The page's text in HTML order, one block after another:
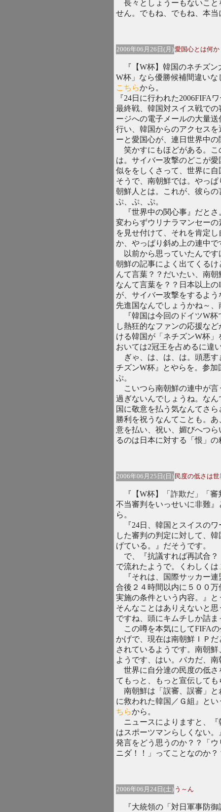
長々としょうーもないこと
せん。でもね、でもね、本
2006年06月26日(月)愛国心とは何か
『【W杯】韓国のネチズン
W杯」なら優勝候補間違い
こちらから。
『24日に行われた2006FIFA
最終戦、韓国対スイス戦で
ージへの電子メールの大量
行い、韓国からのアクセス
ーと愛国心が、連日世界中
笑かすにもほどがある。こ
は。サイバー攻撃のどこが
似ををしくさって、世界に
そうで、南朝鮮では。やっ
朝鮮人とは。これが、彼ら
ぷ、ぷ、ぷ。
『世界中の関心事』だとさ
変わらずウリナラマンセー
を見せ付けて、それを肯定
か、やっぱり斜め上の連中で
以前から思っていたんです
朝鮮の記事によく出てくる
んて言葉？？だいたい、南
なんて言葉を？？日本以上
が、サイバー攻撃をするよ
先進国なんでしょうかね～
『韓国は今回のドイツW杯
し熱狂的なファンの応援な
ける韓国が「ネチズンW杯
おいては2冠王を占めるに違
ぎゃ、は、は、は。頭悪す
チズンW杯』とやらを。参
ぷ。
こいつら南朝鮮の連中が言
過ぎないんでしょうね。な
国に敬意を払う気なんてさ
勝利を祝うなんてことも。
意を払い、祝い、媚びへつ
るのは日本に対する「恨」
2006年06月25日(日) 民度の低さは
『【W杯】「詐欺だ」「審
不当審判をいっせいに非難
ら。
『24日、韓国とスイスのワ
した審判の判定に対して、
げている。』だそうです。
で、『抗議すれば再試合
で流れたようで。くわしくは
『それは、国際サッカー連
合後２４時間以内に５００
実施の条件という内容。』
そんなことはありえないと
ですね、頭にキムチしか詰
この噂を本気にしてFIFA
かげで、現在は南朝鮮ＩＰ
されているようです。南朝
ようです、はい。バカだ、
世界に自分達の民度の低さ
てもっと、もっと宣伝して
南朝鮮は「誤審、誤審」と
に救われた韓国／Ｇ組』と
ちらから。
ニュースによりますと、『
はスポーツマンらしくない
発言をどう思うのか？？「
ニダ！！」ってことなのか？
2006年06月24日(土) う～ん
『大統領の「対日軍事防御